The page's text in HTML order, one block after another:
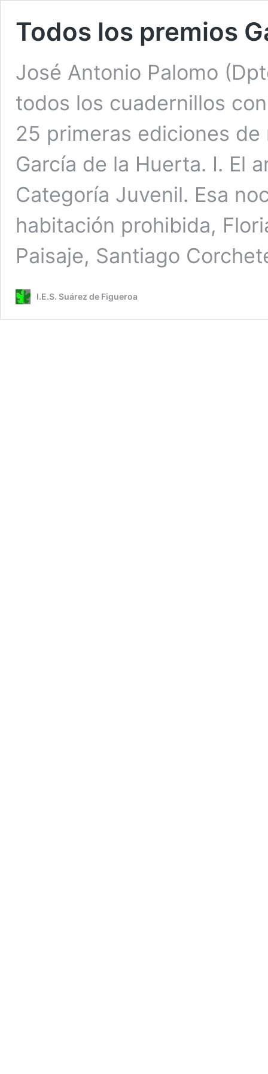
Todos los premios
José Antonio Palomo
todos los cuadernillos
25 primeras ediciones
García de la Huerta. I. El
Categoría Juvenil. Esa
habitación prohibida,
Paisaje, Santiago
I.E.S. Suárez de Figueroa